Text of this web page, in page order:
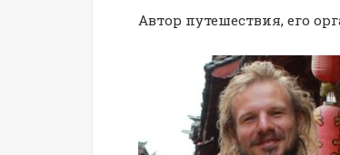
Автор путешествия, его